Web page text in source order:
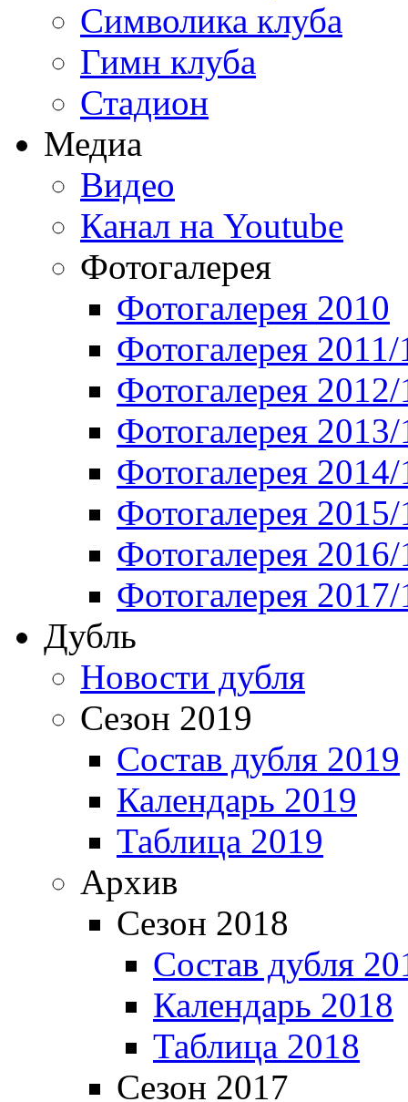
Символика клуба
Гимн клуба
Стадион
Медиа
Видео
Канал на Youtube
Фотогалерея
Фотогалерея 2010
Фотогалерея 2011/
Фотогалерея
Фотогалерея
Фотогалерея
Фотогалерея
Фотогалерея
Фотогалерея
Дубль
Новости дубля
Сезон 2019
Состав дубля 2019
Календарь 2019
Таблица 2019
Архив
Сезон 2018
Состав дубля
Календарь 2018
Таблица 2018
Сезон 2017